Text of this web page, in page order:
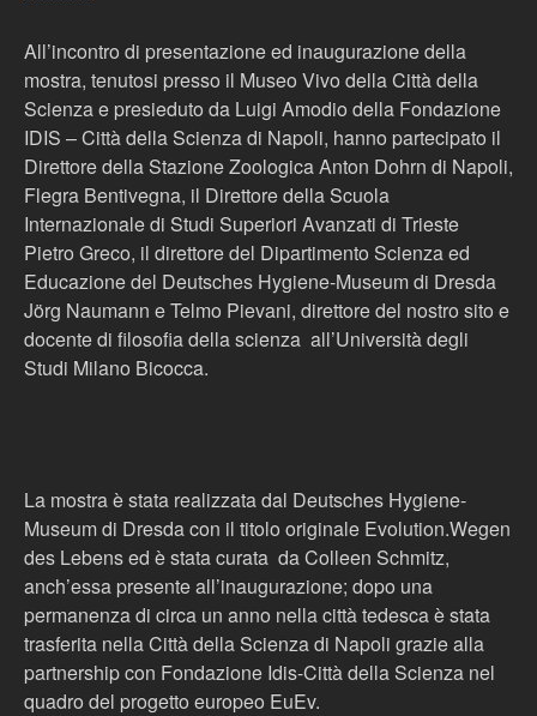
All’incontro di presentazione ed inaugurazione della
mostra, tenutosi presso il Museo Vivo della Città della
Scienza e presieduto da Luigi Amodio della Fondazione
IDIS – Città della Scienza di Napoli, hanno partecipato il
Direttore della Stazione Zoologica Anton Dohrn di Napoli,
Flegra Bentivegna, il Direttore della Scuola
Internazionale di Studi Superiori Avanzati di Trieste
Pietro Greco, il direttore del Dipartimento Scienza ed
Educazione del Deutsches Hygiene-Museum di Dresda
Jörg Naumann e Telmo Pievani, direttore del nostro sito e
docente di filosofia della scienza all’Università degli
Studi Milano Bicocca.
La mostra è stata realizzata dal Deutsches Hygiene-
Museum di Dresda con il titolo originale Evolution.Wegen
des Lebens ed è statacurata daColleen Schmitz,
anch’essa presente all’inaugurazione; dopo una
permanenza di circa un anno nella città tedesca è stata
trasferita nella Città della Scienza di Napoli grazie alla
partnership con Fondazione Idis-Città della Scienza nel
quadro del progetto europeo EuEv.